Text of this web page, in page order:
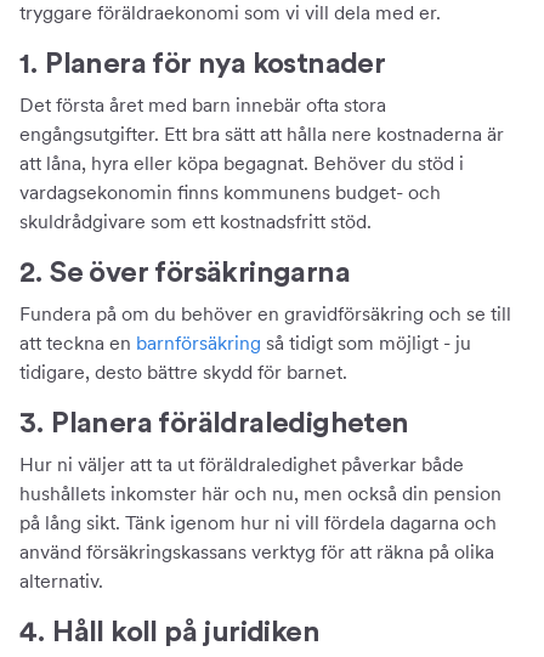
tryggare föräldraekonomi som vi vill dela med er.
1. Planera för nya kostnader
Det första året med barn innebär ofta stora
engångsutgifter. Ett bra sätt att hålla nere kostnaderna är
att låna, hyra eller köpa begagnat. Behöver du stöd i
vardagsekonomin finns kommunens budget- och
skuldrådgivare som ett kostnadsfritt stöd.
2. Se över försäkringarna
Fundera på om du behöver en gravidförsäkring och se till
att teckna en barnförsäkring så tidigt som möjligt - ju
tidigare, desto bättre skydd för barnet.
3. Planera föräldraledigheten
Hur ni väljer att ta ut föräldraledighet påverkar både
hushållets inkomster här och nu, men också din pension
på lång sikt. Tänk igenom hur ni vill fördela dagarna och
använd försäkringskassans verktyg för att räkna på olika
alternativ.
4. Håll koll på juridiken